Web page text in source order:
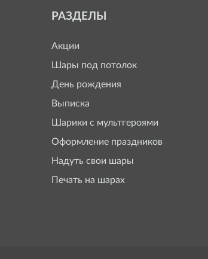
РАЗДЕЛЫ
Акции
Шары под потолок
День рождения
Выписка
Шарики с мультгероями
Оформление праздников
Надуть свои шары
Печать на шарах